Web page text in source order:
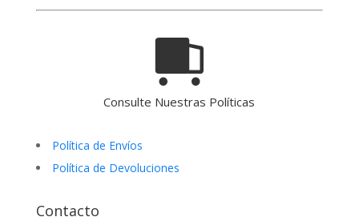
Consulte Nuestras Políticas
Política de Envíos
Política de Devoluciones
Contacto